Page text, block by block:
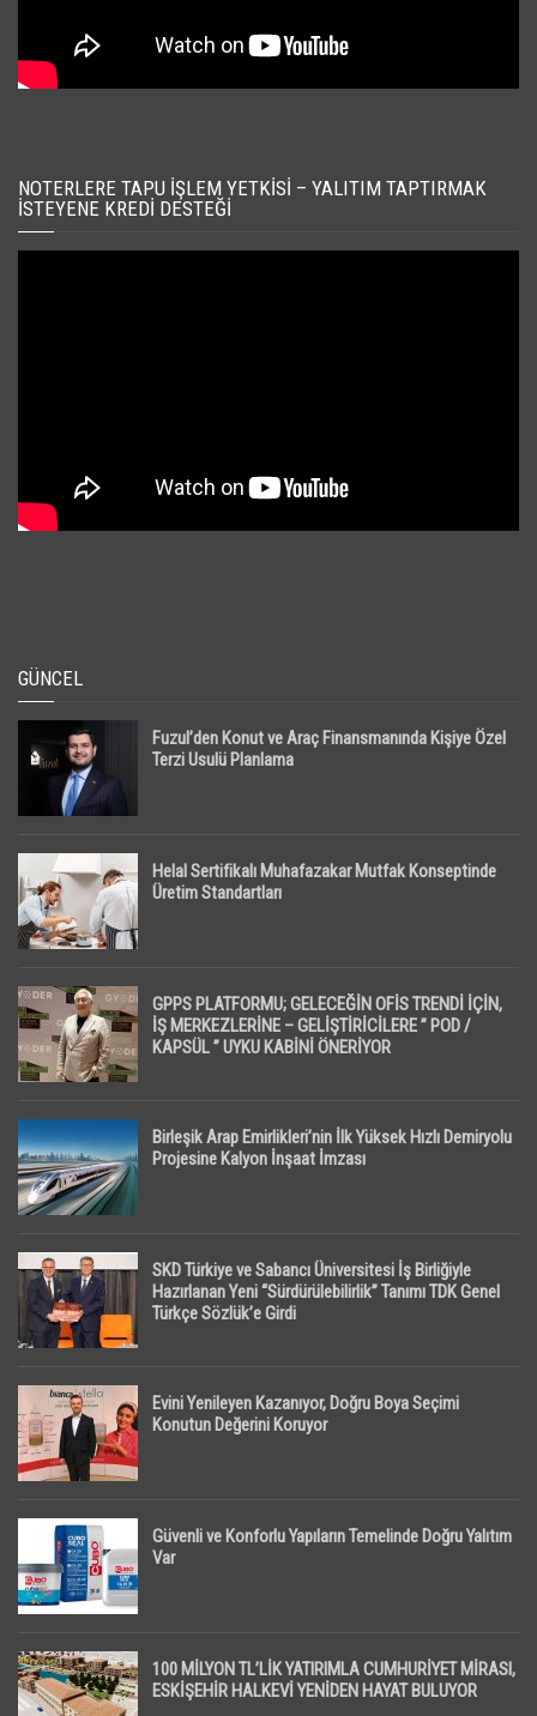
NOTERLERE TAPU İŞLEM YETKISI – YALITIM TAPTIRMAK
İSTEYENE KREDI DESTEĞI
GÜNCEL
Fuzul’den Konut ve Araç Finansmanında Kişiye Özel
Terzi Usulü Planlama
Helal Sertifikalı Muhafazakar Mutfak Konseptinde
Üretim Standartları
GPPS PLATFORMU; GELECEĞİN OFİS TRENDİ İÇİN,
İŞ MERKEZLERİNE – GELİŞTİRİCİLERE ” POD /
KAPSÜL ” UYKU KABİNİ ÖNERİYOR
Birleşik Arap Emirlikleri’nin İlk Yüksek Hızlı Demiryolu
Projesine Kalyon İnşaat İmzası
SKD Türkiye ve Sabancı Üniversitesi İş Birliğiyle
Hazırlanan Yeni “Sürdürülebilirlik” Tanımı TDK Genel
Türkçe Sözlük’e Girdi
Evini Yenileyen Kazanıyor, Doğru Boya Seçimi
Konutun Değerini Koruyor
Güvenli ve Konforlu Yapıların Temelinde Doğru Yalıtım
Var
100 MİLYON TL’LİK YATIRIMLA CUMHURİYET MİRASI,
ESKİŞEHİR HALKEVİ YENİDEN HAYAT BULUYOR